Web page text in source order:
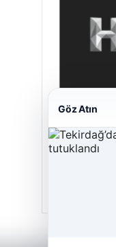
Hastaş Beton
Göz Atın